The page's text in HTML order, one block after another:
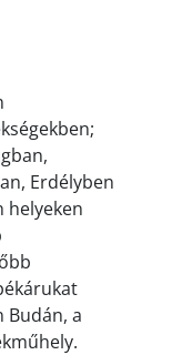
Erdélyben
helyeken
Budán, a